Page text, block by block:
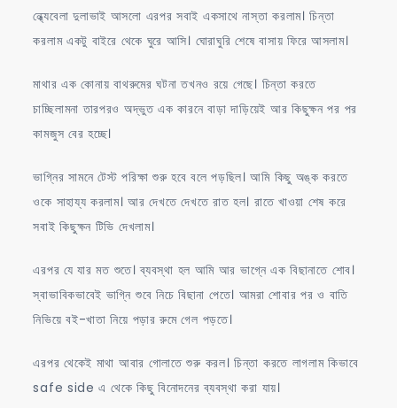
ন্ধ্যেবেলা দুলাভাই আসলো এরপর সবাই একসাথে নাস্তা করলাম। চিন্তা
করলাম একটু বাইরে থেকে ঘুরে আসি। ঘোরাঘুরি শেষে বাসায় ফিরে আসলাম।
মাথার এক কোনায় বাথরুমের ঘটনা তখনও রয়ে গেছে। চিন্তা করতে
চাচ্ছিলামনা তারপরও অদ্ভুত এক কারনে বাড়া দাড়িয়েই আর কিছুক্ষন পর পর
কামজুস বের হচ্ছে।
ভাগ্নির সামনে টেস্ট পরিক্ষা শুরু হবে বলে পড়ছিল। আমি কিছু অঙ্ক করতে
ওকে সাহায্য করলাম। আর দেখতে দেখতে রাত হল। রাতে খাওয়া শেষ করে
সবাই কিছুক্ষন টিভি দেখলাম।
এরপর যে যার মত শুতে। ব্যবস্থা হল আমি আর ভাগ্নে এক বিছানাতে শোব।
স্বাভাবিকভাবেই ভাগ্নি শুবে নিচে বিছানা পেতে। আমরা শোবার পর ও বাতি
নিভিয়ে বই-খাতা নিয়ে পড়ার রুমে গেল পড়তে।
এরপর থেকেই মাথা আবার গোলাতে শুরু করল। চিন্তা করতে লাগলাম কিভাবে
safe side এ থেকে কিছু বিনোদনের ব্যবস্থা করা যায়।